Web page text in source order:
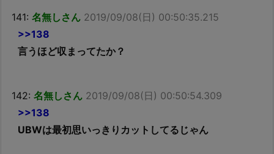
141: 名無しさん 2019/09/08(日) 00:50:35.215
>>138
言うほど収まってたか？
142: 名無しさん 2019/09/08(日) 00:50:54.309
>>138
UBWは最初思いっきりカットしてるじゃん